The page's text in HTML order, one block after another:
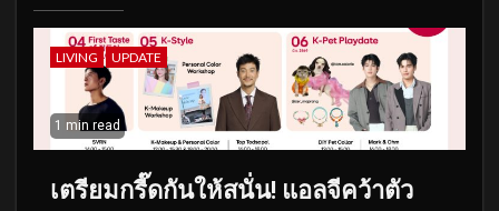
LIVING UPDATE
1 min read
เตรียมกรี๊ดกันให้สนั่น! แอลจีคว้าตัว